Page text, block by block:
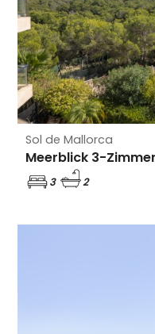
Sol de Mallorca
3 2